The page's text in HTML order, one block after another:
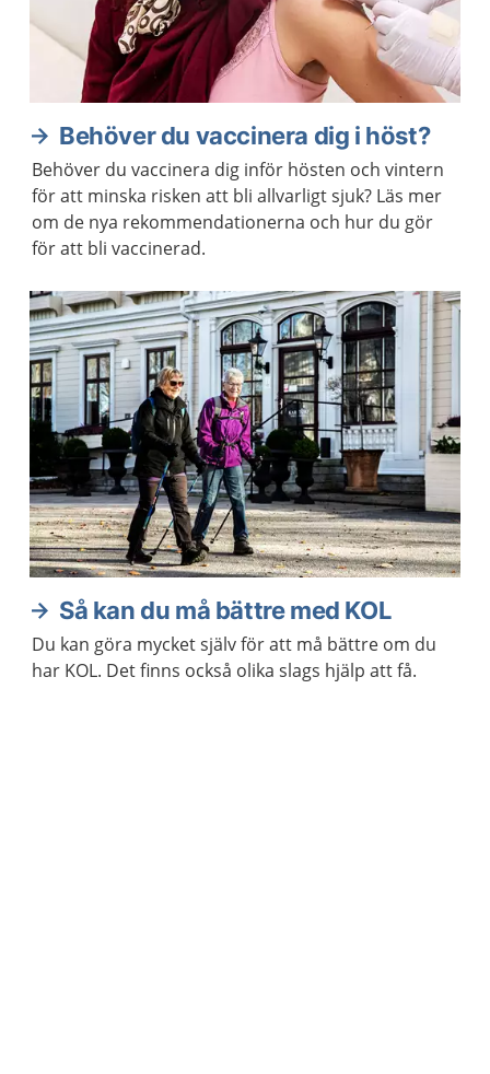
Behöver du vaccinera dig i höst?
Behöver du vaccinera dig inför hösten och vintern
för att minska risken att bli allvarligt sjuk? Läs mer
om de nya rekommendationerna och hur du gör
för att bli vaccinerad.
Så kan du må bättre med KOL
Du kan göra mycket själv för att må bättre om du
har KOL. Det finns också olika slags hjälp att få.